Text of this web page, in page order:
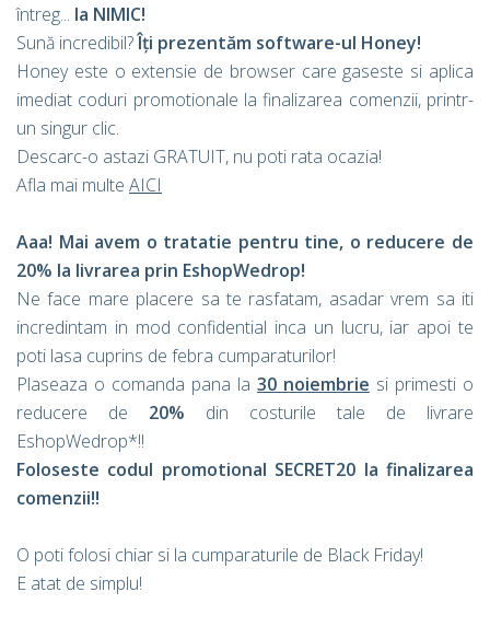
întreg... la NIMIC!
Sună incredibil?Îți prezentăm software-ul Honey!
Honey este o extensie de browser care gaseste si aplica
imediat coduri promotionale la finalizarea comenzii, printr-
un singur clic.
Descarc-o astazi GRATUIT, nu poti rata ocazia!
Afla mai multe AICI
Aaa! Mai avem o tratatie pentru tine, o reducere de
20% la livrarea prin EshopWedrop!
Ne face mare placere sa te rasfatam, asadar vrem sa iti
incredintam in mod confidential inca un lucru, iar apoi te
poti lasa cuprins de febra cumparaturilor!
Plaseaza o comanda pana la 30 noiembrie si primesti o
reducere de 20% din costurile tale de livrare
EshopWedrop*!!
Foloseste codul promotional SECRET20 la finalizarea
comenzii!!
O poti folosi chiar si la cumparaturile de Black Friday!
E atat de simplu!